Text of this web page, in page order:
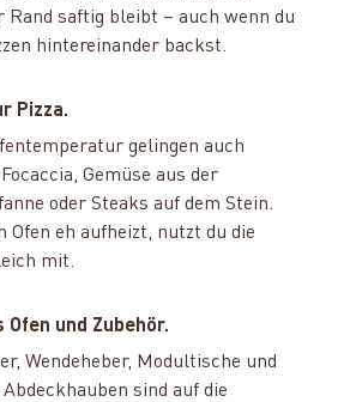
Rand saftig bleibt – auch wenn du
hintereinander backst.
Pizza.
gelingen auch
Gemüse aus der
oder Steaks auf dem Stein.
Ofen eh aufheizt, nutzt du die
mit.
Ofen und Zubehör.
Wendeheber, Modultische und
sind auf die